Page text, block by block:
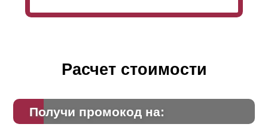
секциями будут выглядеть более объемными,
Расчет стоимости
Получи промокод на: